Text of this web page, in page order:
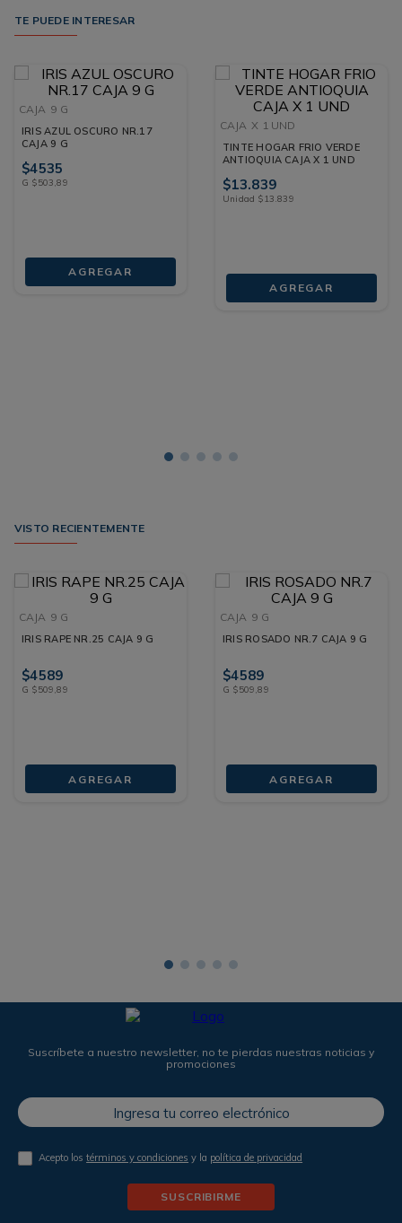
TE PUEDE INTERESAR
CAJA 9 G
IRIS AZUL OSCURO NR.17
CAJA 9 G
$4535
G $503,89
AGREGAR
CAJA X 1 UND
TINTE HOGAR FRIO VERDE
ANTIOQUIA CAJA X 1 UND
$13.839
Unidad $13.839
AGREGAR
VISTO RECIENTEMENTE
CAJA 9 G
IRIS RAPE NR.25 CAJA 9 G
$4589
G $509,89
AGREGAR
CAJA 9 G
IRIS ROSADO NR.7 CAJA 9 G
$4589
G $509,89
AGREGAR
Suscríbete a nuestro newsletter, no te pierdas nuestras noticias y
promociones
Acepto lostérminos y condiciones y la política de privacidad
SUSCRIBIRME